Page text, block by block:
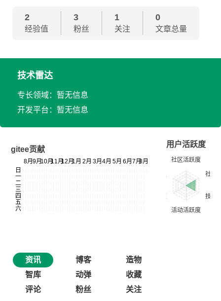
2
经验值
3
粉丝
1
关注
0
文章总量
技术雷达
专长领域：暂无信息
开发平台：暂无信息
gitee贡献
用户活跃度
资讯 博客
造物
智库
动弹
收藏
评论
粉丝 关注